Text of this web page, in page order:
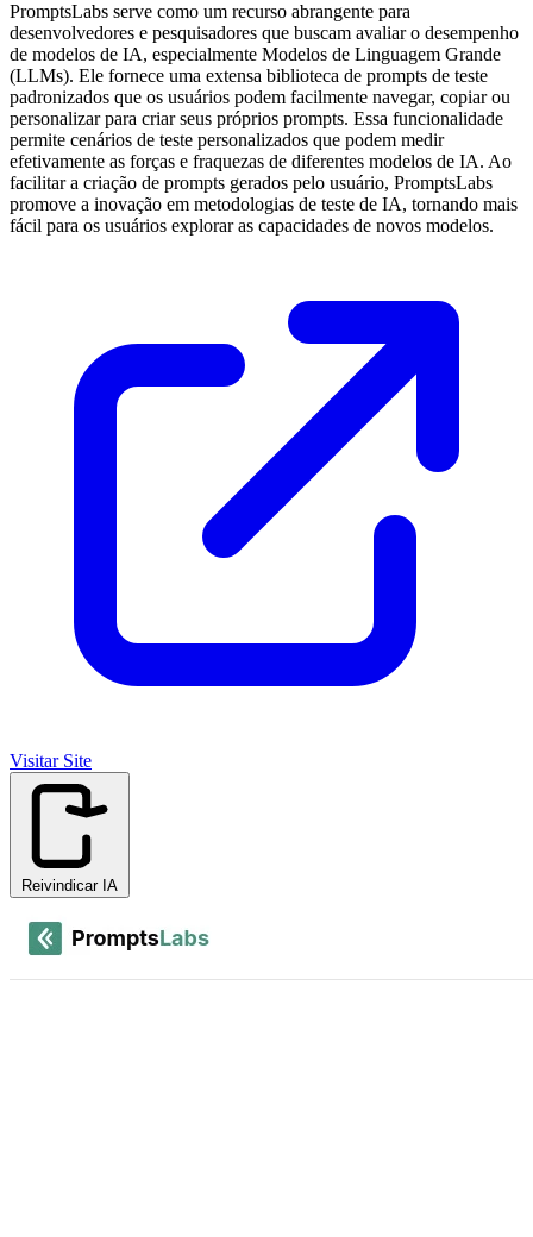
PromptsLabs serve como um recurso abrangente para
desenvolvedores e pesquisadores que buscam avaliar o desempenho
de modelos de IA, especialmente Modelos de Linguagem Grande
(LLMs). Ele fornece uma extensa biblioteca de prompts de teste
padronizados que os usuários podem facilmente navegar, copiar ou
personalizar para criar seus próprios prompts. Essa funcionalidade
permite cenários de teste personalizados que podem medir
efetivamente as forças e fraquezas de diferentes modelos de IA. Ao
facilitar a criação de prompts gerados pelo usuário, PromptsLabs
promove a inovação em metodologias de teste de IA, tornando mais
fácil para os usuários explorar as capacidades de novos modelos.
Visitar Site
Reivindicar IA